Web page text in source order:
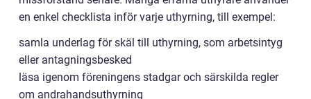
en enkel checklista inför varje uthyrning, till exempel:
samla underlag för skäl till uthyrning, som arbetsintyg
eller antagningsbesked
läsa igenom föreningens stadgar och särskilda regler
om andrahandsuthyrning